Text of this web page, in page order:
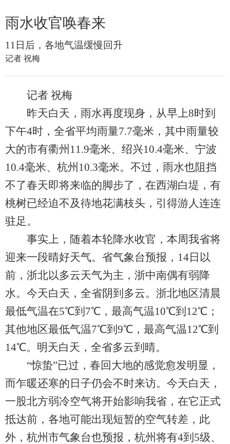
雨水收官唤春来
11日后，各地气温缓慢回升
记者 祝梅
记者 祝梅
昨天白天，雨水再度现身，从早上8时到
下午4时，全省平均雨量7.7毫米，其中雨量较
大的市有衢州11.9毫米、绍兴10.4毫米、宁波
10.4毫米、杭州10.3毫米。不过，雨水也阻挡
不了春天即将来临的脚步了，在西湖白堤，有
桃树已经迫不及待地花满枝头，引得游人连连
驻足。
事实上，随着本轮降水收官，本周我省将
迎来一段晴好天气。省气象台预报，14日以
前，浙北以多云天气为主，浙中南偶有弱降
水。今天白天，全省阴到多云。浙北地区清晨
最低气温在5℃到7℃，最高气温10℃到12℃；
其他地区最低气温7℃到9℃，最高气温12℃到
14℃。明天白天，全省多云到晴。
“惊蛰”已过，春回大地的感觉愈发明显，
而乍暖还寒的日子仍会不时来访。今天白天，
一股北方弱冷空气将开始影响我省，在它正式
抵达前，各地可能出现短暂的空气转差，此
外，杭州市气象台也预报，杭州将有4到5级、